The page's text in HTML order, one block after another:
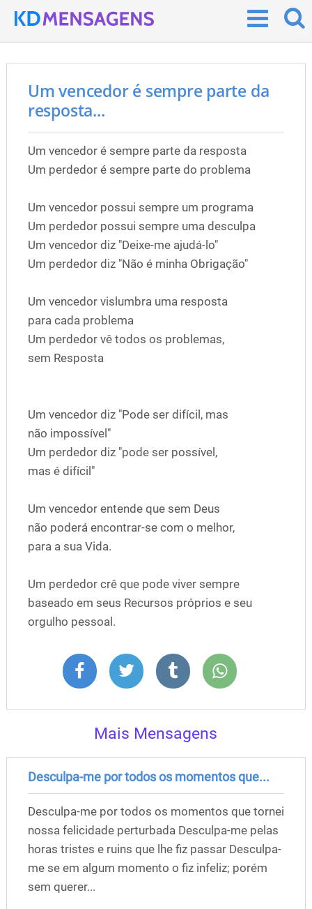
Um vencedor é sempre parte da
resposta...
Um vencedor é sempre parte da resposta
Um perdedor é sempre parte do problema
Um vencedor possui sempre um programa
Um perdedor possui sempre uma desculpa
Um vencedor diz "Deixe-me ajudá-lo"
Um perdedor diz "Não é minha Obrigação"
Um vencedor vislumbra uma resposta
para cada problema
Um perdedor vê todos os problemas,
sem Resposta
Um vencedor diz "Pode ser difícil, mas
não impossível"
Um perdedor diz "pode ser possível,
mas é difícil"
Um vencedor entende que sem Deus
não poderá encontrar-se com o melhor,
para a sua Vida.
Um perdedor crê que pode viver sempre
baseado em seus Recursos próprios e seu
orgulho pessoal.
Mais Mensagens
Desculpa-me por todos os momentos que...
Desculpa-me por todos os momentos que tornei
nossa felicidade perturbada Desculpa-me pelas
horas tristes e ruins que lhe fiz passar Desculpa-
me se em algum momento o fiz infeliz; porém
sem querer...